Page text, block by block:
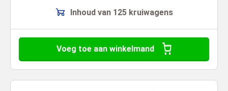
Inhoud van 125 kruiwagens
Voeg toe aan winkelmand